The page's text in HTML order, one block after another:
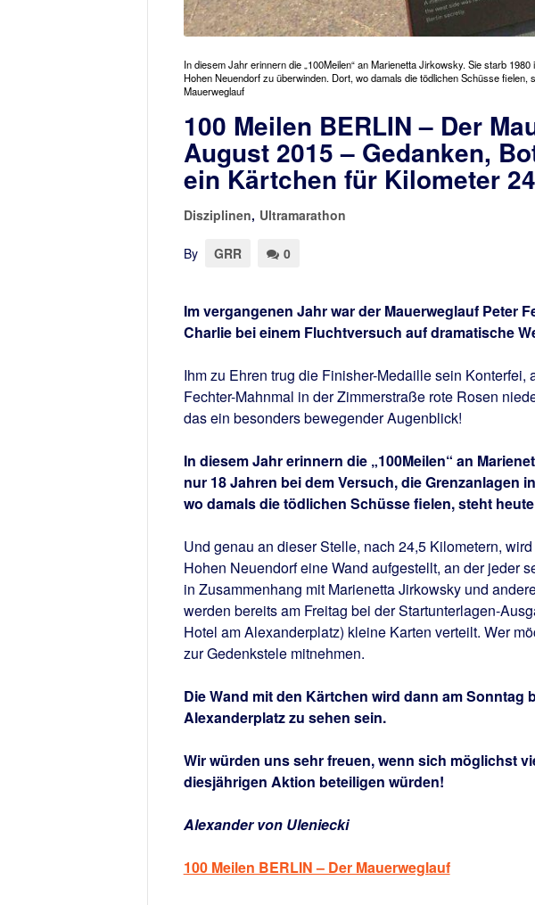
In diesem Jahr erinnern die „100Meilen“ an Marienetta Jirkowsky. Sie starb
Hohen Neuendorf zu überwinden. Dort, wo damals die tödlichen Schüsse
Mauerweglauf
100 Meilen BERLIN – Der
August 2015 – Gedanken,
ein Kärtchen für Kilometer
Disziplinen, Ultramarathon
By GRR 0
Im vergangenen Jahr war der Mauerweglauf Peter
Charlie bei einem Fluchtversuch auf dramatische
Ihm zu Ehren trug die Finisher-Medaille sein
Fechter-Mahnmal in der Zimmerstraße rote Rosen
das ein besonders bewegender Augenblick!
In diesem Jahr erinnern die „100Meilen“ an
nur 18 Jahren bei dem Versuch, die Grenzanlagen
wo damals die tödlichen Schüsse fielen, steht
Und genau an dieser Stelle, nach 24,5 Kilometern,
Hohen Neuendorf eine Wand aufgestellt, an der jeder
in Zusammenhang mit Marienetta Jirkowsky und
werden bereits am Freitag bei der Startunterlagen-
Hotel am Alexanderplatz) kleine Karten verteilt. Wer
zur Gedenkstele mitnehmen.
Die Wand mit den Kärtchen wird dann am Sonntag
Alexanderplatz zu sehen sein.
Wir würden uns sehr freuen, wenn sich möglichst
diesjährigen Aktion beteiligen würden!
Alexander von Uleniecki
100 Meilen BERLIN – Der Mauerweglauf